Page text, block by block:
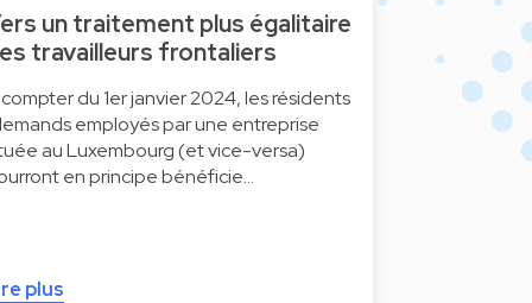
un traitement plus égalitaire
travailleurs frontaliers
du 1er janvier 2024, les résidents
employés par une entreprise
au Luxembourg (et vice-versa)
en principe bénéficie…
plus